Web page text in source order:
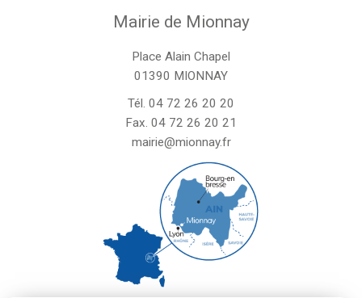
Mairie de Mionnay
Place Alain Chapel
01390 MIONNAY
Tél. 04 72 26 20 20
Fax. 04 72 26 20 21
mairie@mionnay.fr